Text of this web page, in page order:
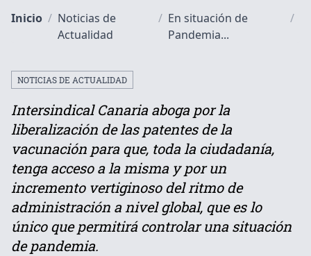
Inicio / Noticias de
Actualidad
/ En situación de
Pandemia...
/
NOTICIAS DE ACTUALIDAD
Intersindical Canaria aboga por la
liberalización de las patentes de la
vacunación para que, toda la ciudadanía,
tenga acceso a la misma y por un
incremento vertiginoso del ritmo de
administración a nivel global, que es lo
único que permitirá controlar una situación
de pandemia.